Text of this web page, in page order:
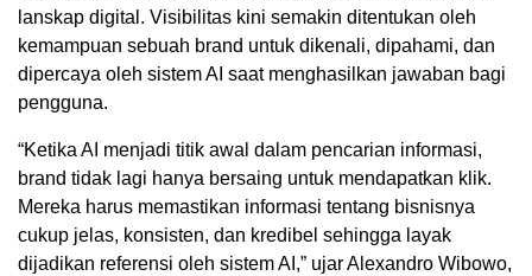
lanskap digital. Visibilitas kini semakin ditentukan oleh
kemampuan sebuah brand untuk dikenali, dipahami, dan
dipercaya oleh sistem AI saat menghasilkan jawaban bagi
pengguna.
“Ketika AI menjadi titik awal dalam pencarian informasi,
brand tidak lagi hanya bersaing untuk mendapatkan klik.
Mereka harus memastikan informasi tentang bisnisnya
cukup jelas, konsisten, dan kredibel sehingga layak
dijadikan referensi oleh sistem AI,” ujar Alexandro Wibowo,